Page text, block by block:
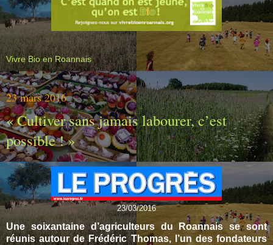
Vivre Bio en Roannais
23 mars 2016
« Cultiver sans jamais labourer, c’est
possible ! »
23/03/2016
Une soixantaine d’agriculteurs du Roannais se sont
réunis autour de Frédéric Thomas, l’un des fondateurs